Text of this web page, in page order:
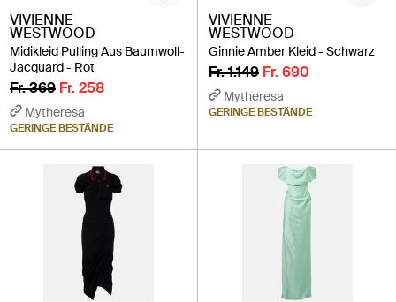
VIVIENNE
WESTWOOD
Midikleid Pulling Aus Baumwoll-
Jacquard - Rot
Fr. 369 Fr. 258
Mytheresa
GERINGE BESTÄNDE
VIVIENNE
WESTWOOD
Ginnie Amber Kleid - Schwarz
Fr. 1.149 Fr. 690
Mytheresa
GERINGE BESTÄNDE